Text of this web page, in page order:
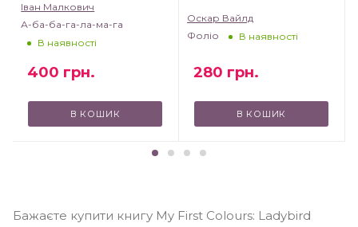
Іван Малкович
А-ба-ба-га-ла-ма-га
В наявності
400 грн.
В КОШИК
Оскар Вайлд
Фоліо
В наявності
280 грн.
В КОШИК
Бажаєте купити книгу My First Colours: Ladybird